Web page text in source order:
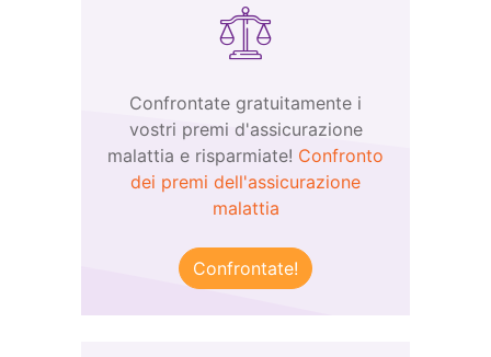
Confrontate gratuitamente i
vostri premi d'assicurazione
malattia e risparmiate! Confronto
dei premi dell'assicurazione
malattia
Confrontate!